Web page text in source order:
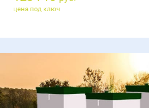
цена под ключ